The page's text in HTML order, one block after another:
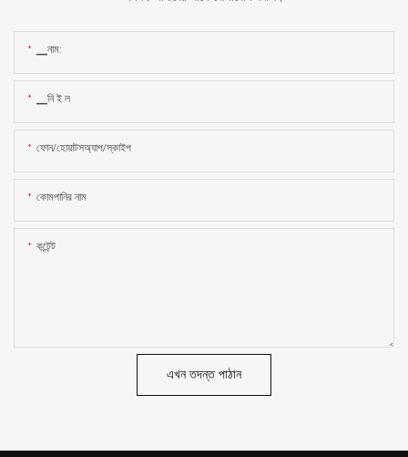
▁নাম:
▁নি ই ল
ফোন/হোয়াটসঅ্যাপ/স্কাইপ
কোমপানির নাম
কন্টেন্ট
এখন তদন্ত পাঠান